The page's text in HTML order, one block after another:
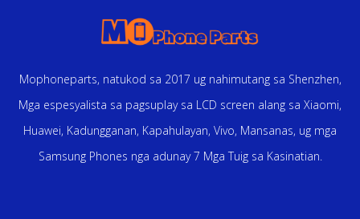
Mophoneparts, natukod sa 2017 ug nahimutang sa Shenzhen,
Mga espesyalista sa pagsuplay sa LCD screen alang sa Xiaomi,
Huawei, Kadungganan, Kapahulayan, Vivo, Mansanas, ug mga
Samsung Phones nga adunay 7 Mga Tuig sa Kasinatian.